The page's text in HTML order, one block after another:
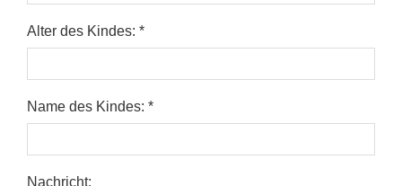
Alter des Kindes: *
Name des Kindes: *
Nachricht: